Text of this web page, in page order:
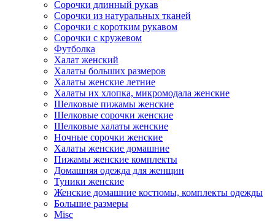
Сорочки длинный рукав
Сорочки из натуральных тканей
Сорочки с коротким рукавом
Сорочки с кружевом
Футболка
Халат женский
Халаты больших размеров
Халаты женские летние
Халаты их хлопка, микромодала женские
Шелковые пижамы женские
Шелковые сорочки женские
Шелковые халаты женские
Ночные сорочки женские
Халаты женские домашние
Пижамы женские комплекты
Домашняя одежда для женщин
Туники женские
Женские домашние костюмы, комплекты одежды
Большие размеры
Misc